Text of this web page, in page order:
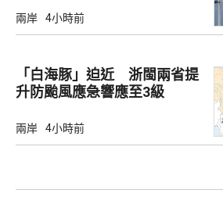
兩岸 4小時前
「白海豚」迫近 浙閩兩省提
升防颱風應急響應至3級
兩岸 4小時前